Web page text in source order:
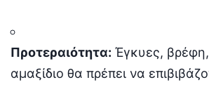
Προτεραιότητα: Έγκυες,
αμαξίδιο θα πρέπει να